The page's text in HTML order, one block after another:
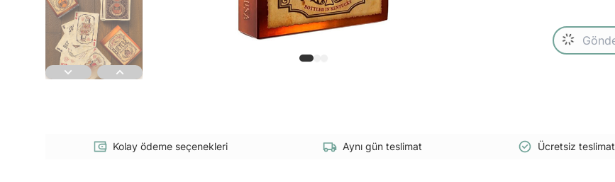
Kolay ödeme seçenekleri Aynı gün teslimat Ücretsiz teslimat